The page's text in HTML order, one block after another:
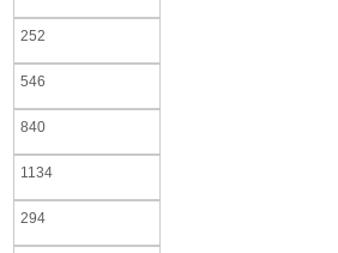
252
546
840
1134
294